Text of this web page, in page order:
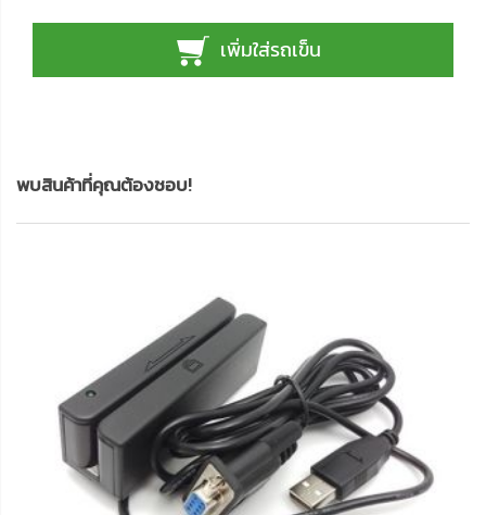
เพิ่มใส่รถเข็น
พบสินค้าที่คุณต้องชอบ!